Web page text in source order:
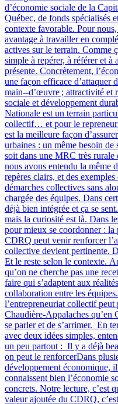
d’économie sociale de la
Québec, de fonds spécialisés
contexte favorable. Pour
avantage à travailler en
actives sur le terrain. Comme
simple à repérer, à référer et à
présente. Concrètement,
une façon efficace d’attaquer
main‑-d’œuvre ; attractivité et
sociale et développement
Nationale est un terrain
collectif… et pour le
est la meilleure façon
urbaines : un même besoin de
soit dans une MRC très
nous avons entendu la même
repères clairs, et des
démarches collectives sans
chargée des équipes. Dans
déjà bien intégrée et ça se
mais la curiosité est là. Dans
pour mieux se coordonner : la
CDRQ peut venir renforcer
collective devient pertinente.
Et le reste selon le contexte.
qu’on ne cherche pas une
faire qui s’adaptent aux
collaboration entre les
l’entrepreneuriat collectif peut
Chaudière-Appalaches qu’en
se parler et de s’arrimer. En
avec deux idées simples,
un peu partout : Il y a déjà
on peut le renforcerDans
développement économique,
connaissent bien l’économie
concrets. Notre lecture, c’est
valeur ajoutée du CDRQ,